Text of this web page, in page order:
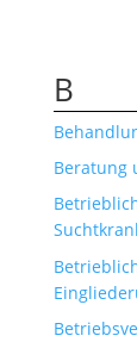
B
Beratung